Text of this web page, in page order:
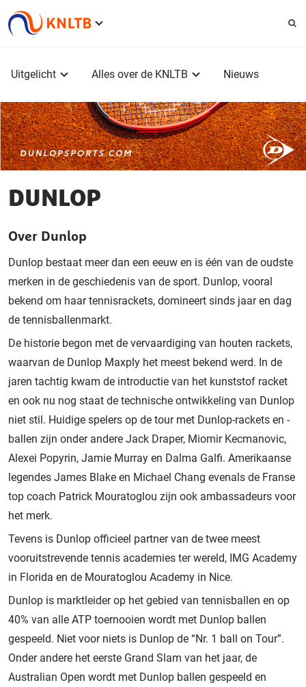
Uitgelicht Alles over de KNLTB Nieuws
DUNLOP
Over Dunlop
Dunlop bestaat meer dan een eeuw en is één van de oudste
merken in de geschiedenis van de sport. Dunlop, vooral
bekend om haar tennisrackets, domineert sinds jaar en dag
de tennisballenmarkt.
De historie begon met de vervaardiging van houten rackets,
waarvan de Dunlop Maxply het meest bekend werd. In de
jaren tachtig kwam de introductie van het kunststof racket
en ook nu nog staat de technische ontwikkeling van Dunlop
niet stil. Huidige spelers op de tour met Dunlop-rackets en -
ballen zijn onder andere Jack Draper, Miomir Kecmanovic,
Alexei Popyrin, Jamie Murray en Dalma Galfi. Amerikaanse
legendes James Blake en Michael Chang evenals de Franse
top coach Patrick Mouratoglou zijn ook ambassadeurs voor
het merk.
Tevens is Dunlop officieel partner van de twee meest
vooruitstrevende tennis academies ter wereld, IMG Academy
in Florida en de Mouratoglou Academy in Nice.
Dunlop is marktleider op het gebied van tennisballen en op
40% van alle ATP toernooien wordt met Dunlop ballen
gespeeld. Niet voor niets is Dunlop de “Nr. 1 ball on Tour”.
Onder andere het eerste Grand Slam van het jaar, de
Australian Open wordt met Dunlop ballen gespeeld en